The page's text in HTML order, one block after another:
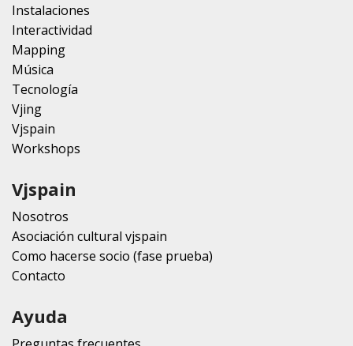
Instalaciones
Interactividad
Mapping
Música
Tecnología
Vjing
Vjspain
Workshops
Vjspain
Nosotros
Asociación cultural vjspain
Como hacerse socio (fase prueba)
Contacto
Ayuda